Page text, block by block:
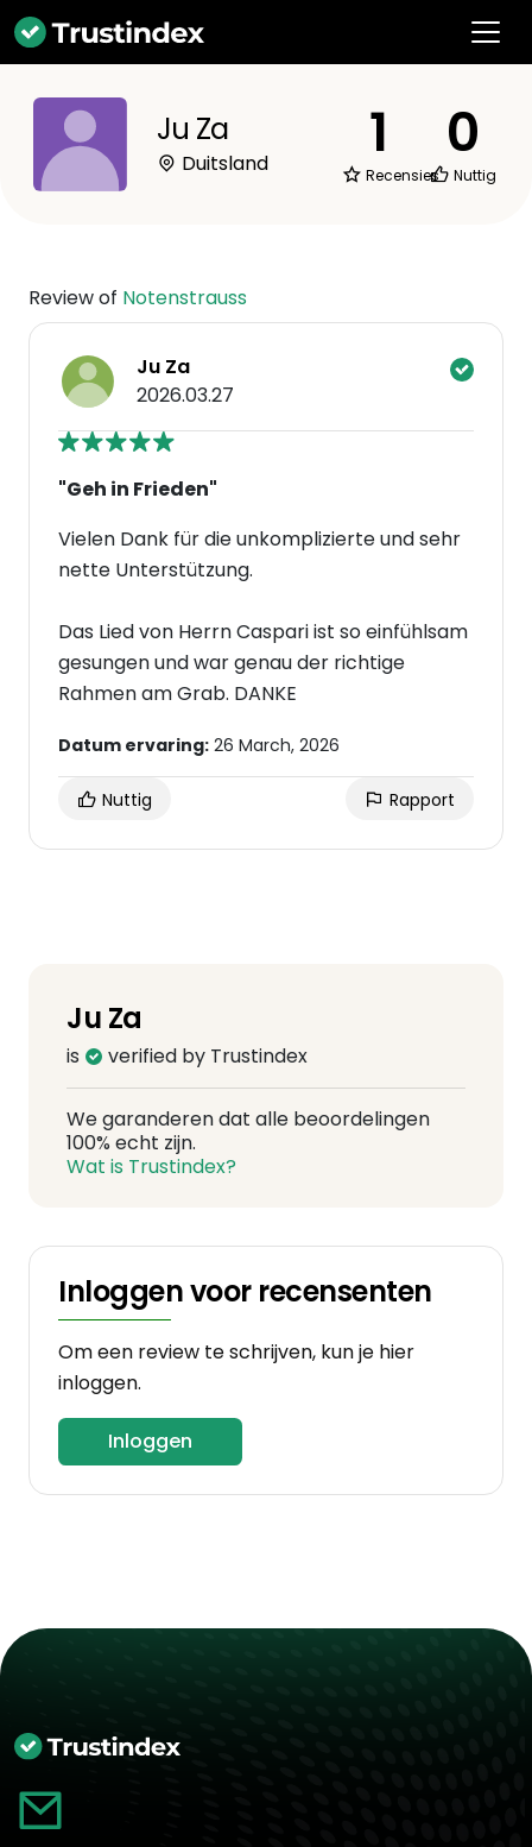
Ju Za
Duitsland 1
Recensies
0
Nuttig
Review of Notenstrauss
Ju Za
2026.03.27
"Geh in Frieden"
Vielen Dank für die unkomplizierte und sehr
nette Unterstützung.
Das Lied von Herrn Caspari ist so einfühlsam
gesungen und war genau der richtige
Rahmen am Grab. DANKE
Datum ervaring: 26 March, 2026
Nuttig Rapport
Ju Za
is verified by Trustindex
We garanderen dat alle beoordelingen
100% echt zijn.
Wat is Trustindex?
Inloggen voor recensenten
Om een review te schrijven, kun je hier
inloggen.
Inloggen